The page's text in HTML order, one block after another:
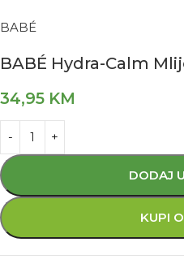
BABÉ
BABÉ Hydra-Calm
34,95 KM
DODAJ
KUPI